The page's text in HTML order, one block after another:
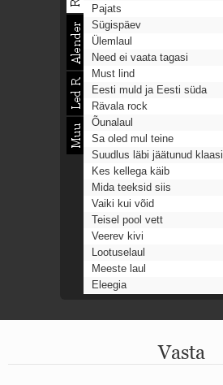
Pajats
Sügispäev
Ülemlaul
Need ei vaata tagasi
Must lind
Eesti muld ja Eesti süda
Rävala rock
Õunalaul
Sa oled mul teine
Suudlus läbi jäätunud klaasi
Kes kellega käib
Mida teeksid siis
Vaiki kui võid
Teisel pool vett
Veerev kivi
Lootuselaul
Meeste laul
Eleegia
Ahtumine
Mu isamaa on minu arm
Vasta